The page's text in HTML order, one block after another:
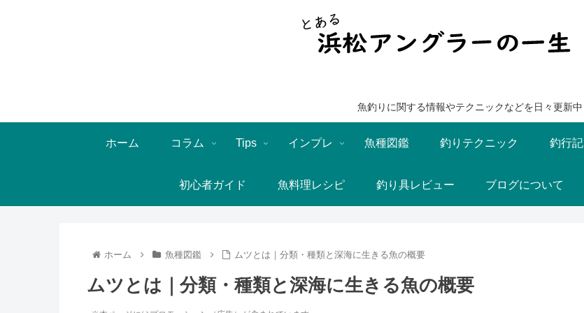
魚釣りに関する情報やテクニックなどを日々更新中
ホーム コラム Tips インプレ 魚種図鑑 釣りテクニック 釣行記
初心者ガイド 魚料理レシピ 釣り具レビュー ブログについて
ホーム 魚種図鑑 ムツとは｜分類・種類と深海に生きる魚の概要
ムツとは｜分類・種類と深海に生きる魚の概要